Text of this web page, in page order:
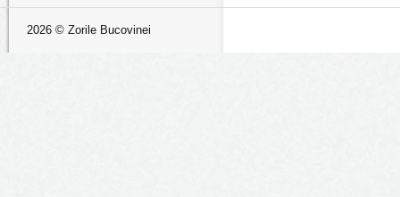
2026 © Zorile Bucovinei